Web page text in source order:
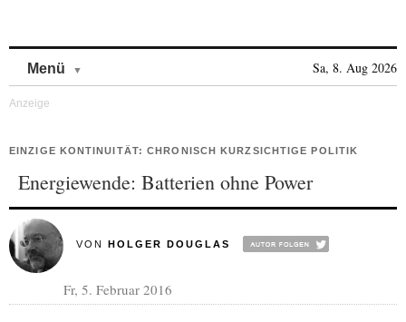
Menü Sa, 8. Aug 2026
EINZIGE KONTINUITÄT: CHRONISCH KURZSICHTIGE POLITIK
Energiewende: Batterien ohne Power
VON HOLGER DOUGLAS
Fr, 5. Februar 2016